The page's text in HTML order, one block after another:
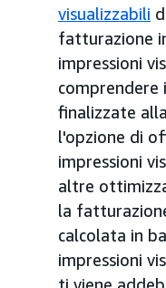
visualizzabili
fatturazione
impressioni
comprendere
finalizzate
l'opzione di
impressioni
altre
la
calcolata in
impressioni